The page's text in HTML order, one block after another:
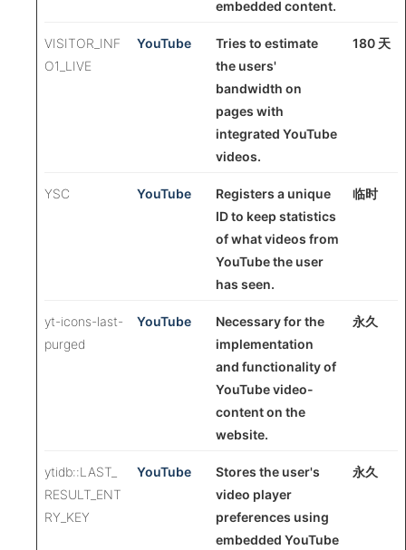
embedded content.
VISITOR_INF
O1_LIVE
YouTube
Tries to estimate
the users'
bandwidth on
pages with
integrated YouTube
videos.
180 天
YSC YouTube
Registers a unique
ID to keep statistics
of what videos from
YouTube the user
has seen.
临时
yt-icons-last-
purged
YouTube
Necessary for the
implementation
and functionality of
YouTube video-
content on the
website.
永久
ytidb::LAST_
RESULT_ENT
RY_KEY
YouTube
Stores the user's
video player
preferences using
embedded YouTube
永久